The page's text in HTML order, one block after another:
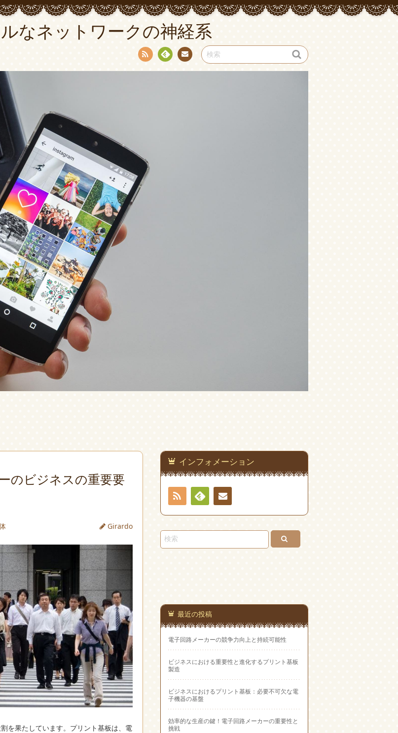
なネットワークの神経系
RSS Fee
のビジネスの重要要
Girardo
を果たしています。 プリント基板は、電
インフォメーション
RSS
Feedlyお問
い合
わせ
最近の投稿
電子回路メーカーの競争力向上と持続可能性
ビジネスにおける重要性と進化するプリント基板
製造
ビジネスにおけるプリント基板：必要不可欠な電
子機器の基盤
効率的な生産の鍵！電子回路メーカーの重要性と
挑戦